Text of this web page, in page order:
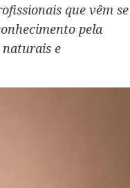
que vêm se
pela
naturais e